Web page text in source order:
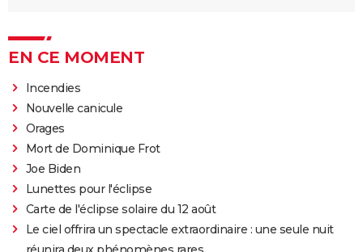
EN CE MOMENT
Incendies
Nouvelle canicule
Orages
Mort de Dominique Frot
Joe Biden
Lunettes pour l'éclipse
Carte de l'éclipse solaire du 12 août
Le ciel offrira un spectacle extraordinaire : une seule nuit